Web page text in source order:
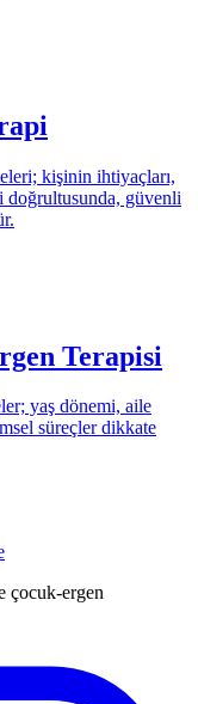
kişinin ihtiyaçları,
doğrultusunda, güvenli
Terapisi
yaş dönemi, aile
süreçler dikkate
çocuk-ergen